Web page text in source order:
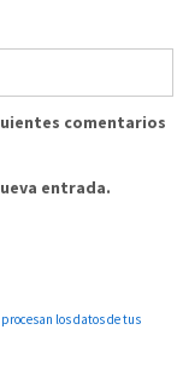
comentarios
entrada.
los datos de tus